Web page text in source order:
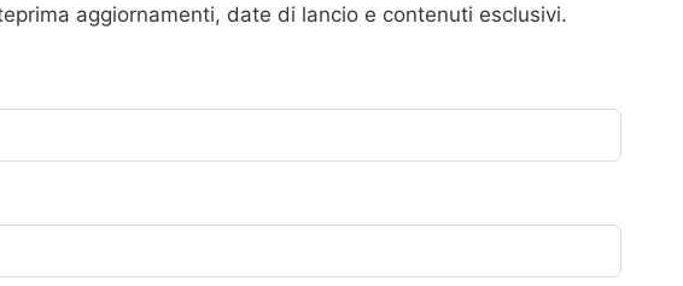
aggiornamenti, date di lancio e contenuti esclusivi.